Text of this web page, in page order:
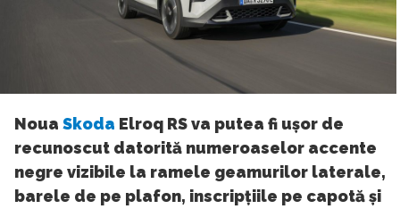
Noua Skoda Elroq RS va putea fi ușor de
recunoscut datorită numeroaselor accente
negre vizibile la ramele geamurilor laterale,
barele de pe plafon, inscripțiile pe capotă și